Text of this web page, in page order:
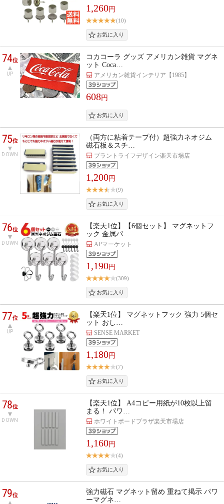
1,260円
(10)
74位
UP
コカコーラ グッズ アメリカン雑貨 マグネ
ット Coca…
アメリカン雑貨インテリア【1985】
608円
75位
DOWN
（両方に粘着テープ付）超強力ネオジム
磁石板＆スチ…
プラントライフデザイン楽天市場店
1,200円
(9)
76位
DOWN
【楽天1位】【6個セット】 マグネットフ
ック 金属パ…
APマーケット
1,190円
(309)
77位
UP
【楽天1位】 マグネットフック 強力 5個セ
ット おし…
SENSE MARKET
1,180円
(7)
78位
DOWN
【楽天1位】 A4コピー用紙が10枚以上留
まる！ パワ…
ホワイトボードプラザ楽天市場店
1,160円
(4)
79位
強力磁石 マグネット留め 重ねて掲示 パワ
ーマグネ…